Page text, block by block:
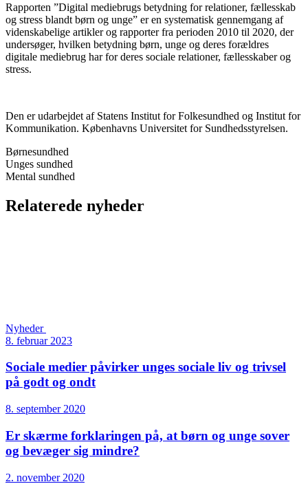
Rapporten ”Digital mediebrugs betydning for relationer, fællesskab
og stress blandt børn og unge” er en systematisk gennemgang af
videnskabelige artikler og rapporter fra perioden 2010 til 2020, der
undersøger, hvilken betydning børn, unge og deres forældres
digitale mediebrug har for deres sociale relationer, fællesskaber og
stress.
Den er udarbejdet af Statens Institut for Folkesundhed og Institut for
Kommunikation. Københavns Universitet for Sundhedsstyrelsen.
Børnesundhed
Unges sundhed
Mental sundhed
Relaterede nyheder
Nyheder
8. februar 2023
Sociale medier påvirker unges sociale liv og trivsel
på godt og ondt
8. september 2020
Er skærme forklaringen på, at børn og unge sover
og bevæger sig mindre?
2. november 2020